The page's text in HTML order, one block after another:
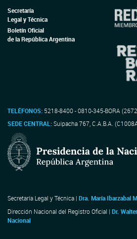
Secretaría
Legal y Técnica
Boletín Oficial
de la República Argentina
TELÉFONOS: 5218-8400 - 0810-345-BORA
SEDE CENTRAL:Suipacha 767, C.A.B.A.
Secretaría Legal y Técnica | Dra. María Ibarzabal
Dirección Nacional del Registro Oficial | Dr.
Nacional